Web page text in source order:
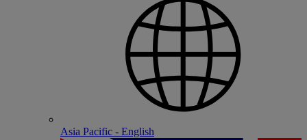
Asia Pacific - English